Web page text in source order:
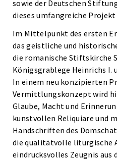
sowie der Deutschen
dieses umfangreiche
Im Mittelpunkt des ersten
das geistliche und
die romanische Stiftskirche
Königsgrablege Heinrichs I.
In einem neu konzipierten
Vermittlungskonzept wird
Glaube, Macht und
kunstvollen Reliquiare und
Handschriften des
die qualitätvolle liturgische
eindrucksvolles Zeugnis aus